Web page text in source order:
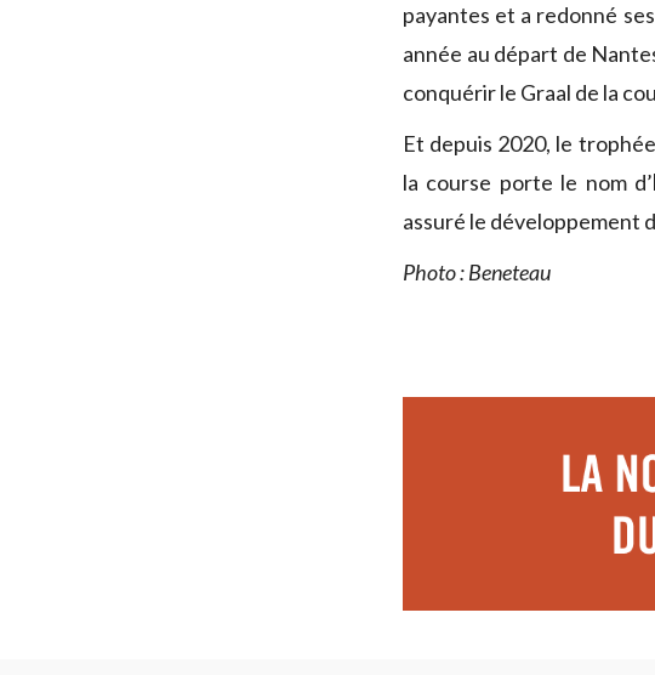
payantes et a redonné
année au départ de
conquérir le Graal de la
Et depuis 2020, le
la course porte le nom d’
assuré le développement
Photo : Beneteau